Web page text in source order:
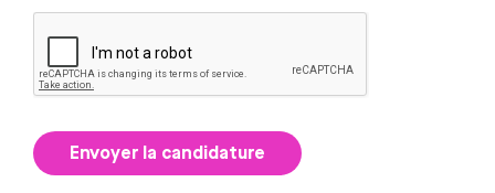
Envoyer la candidature